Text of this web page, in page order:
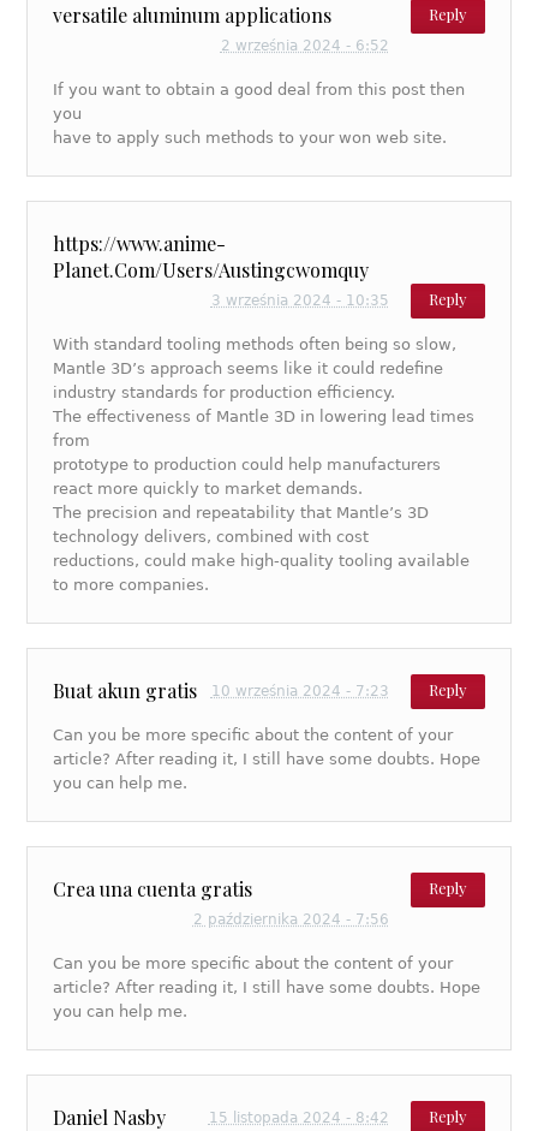
versatile aluminum applications Reply
2 września 2024 - 6:52
If you want to obtain a good deal from this post then
you
have to apply such methods to your won web site.
https://www.anime-
Planet.Com/Users/Austingcwomquy
Reply
3 września 2024 - 10:35
With standard tooling methods often being so slow,
Mantle 3D’s approach seems like it could redefine
industry standards for production efficiency.
The effectiveness of Mantle 3D in lowering lead times
from
prototype to production could help manufacturers
react more quickly to market demands.
The precision and repeatability that Mantle’s 3D
technology delivers, combined with cost
reductions, could make high-quality tooling available
to more companies.
Buat akun gratis Reply
10 września 2024 - 7:23
Can you be more specific about the content of your
article? After reading it, I still have some doubts. Hope
you can help me.
Crea una cuenta gratis Reply
2 października 2024 - 7:56
Can you be more specific about the content of your
article? After reading it, I still have some doubts. Hope
you can help me.
Daniel Nasby Reply
15 listopada 2024 - 8:42